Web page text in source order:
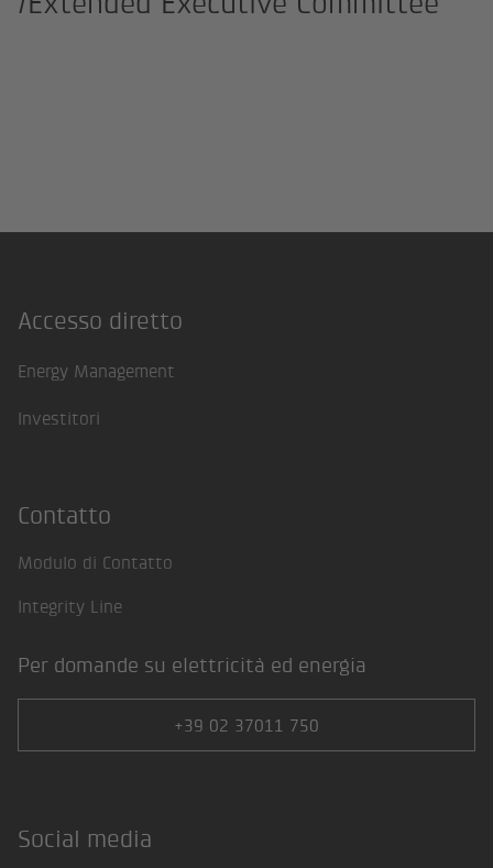
Footer
Accesso diretto
Energy Management
Investitori
Contatto
Modulo di Contatto
Integrity Line
Per domande su elettricità ed energia
+39 02 37011 750
Social media